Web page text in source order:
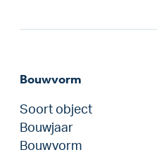
Bouwvorm
Soort object
Bouwjaar
Bouwvorm